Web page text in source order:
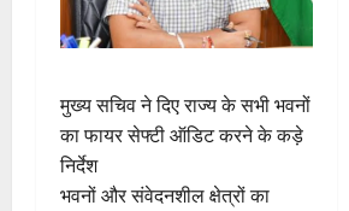
मुख्य सचिव ने दिए राज्य के सभी भवनों
का फायर सेफ्टी ऑडिट करने के कड़े
निर्देश
भवनों और संवेदनशील क्षेत्रों का